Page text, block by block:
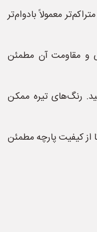
معمولاً بادوام‌تر
و مقاومت آن مطمئن
رنگ‌های تیره ممکن
از کیفیت پارچه مطمئن